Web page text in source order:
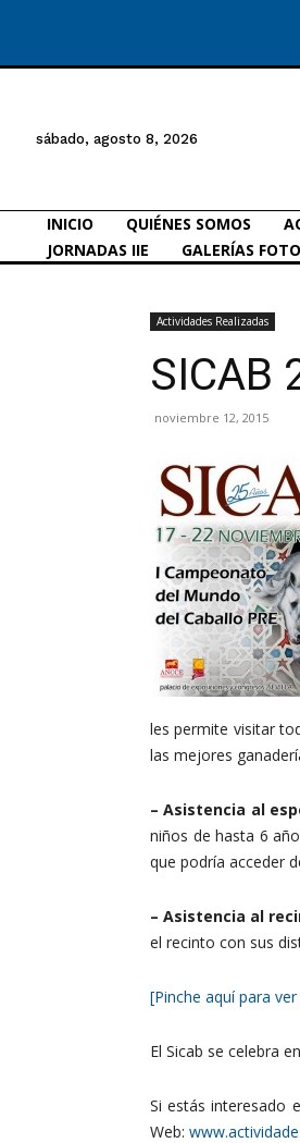
sábado, agosto 8, 2026
INICIO QUIÉNES SOMOS
JORNADAS IIE
GALERÍAS
Actividades Realizadas
SICAB
noviembre 12, 2015
les permite visitar
las mejores
– Asistencia al
niños de hasta 6
que podría acceder
– Asistencia al
el recinto con sus
[Pinche aquí para
El Sicab se celebra
Si estás interesado
Web: